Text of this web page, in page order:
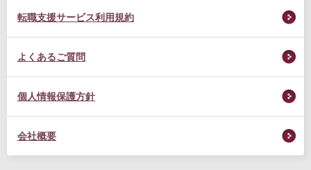
転職支援サービス利用規約
よくあるご質問
個人情報保護方針
会社概要